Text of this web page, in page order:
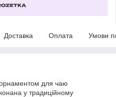
Доставка Оплата Умови
для чаю
у традиційному